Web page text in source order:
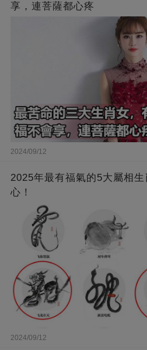
享，連菩薩都心疼
2024/09/12
2025年最有福氣的5大屬相
心！
2024/09/12